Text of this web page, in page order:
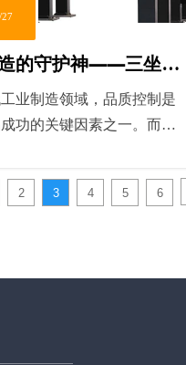
27
的守护神——三坐标
独特价值
业制造领域，品质控制是
功的关键因素之一。而在
重要的角色。它是工程师
密测量工具，确保了零件
标测量机这一高精度设备
2 3 4 5 6